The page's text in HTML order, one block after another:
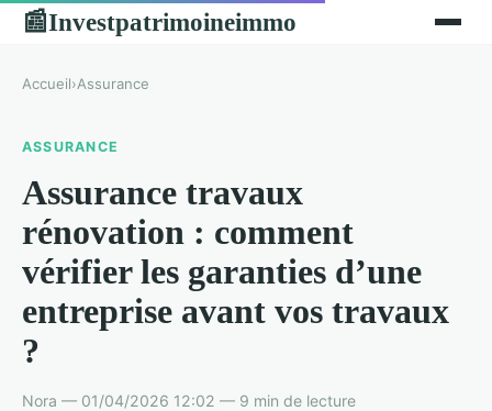
📰Investpatrimoineimmo
Accueil›Assurance
ASSURANCE
Assurance travaux
rénovation : comment
vérifier les garanties d’une
entreprise avant vos travaux
?
Nora — 01/04/2026 12:02 — 9 min de lecture